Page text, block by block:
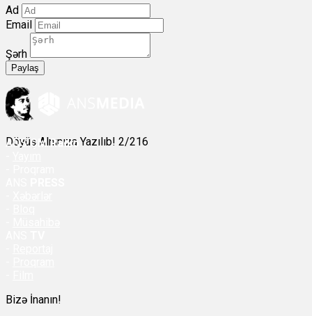
Ad
Email
Şərh
Paylaş
Döyüş Alnınıza Yazılıb! 2/216
ANSÇM Radio
Bizə İnanın!